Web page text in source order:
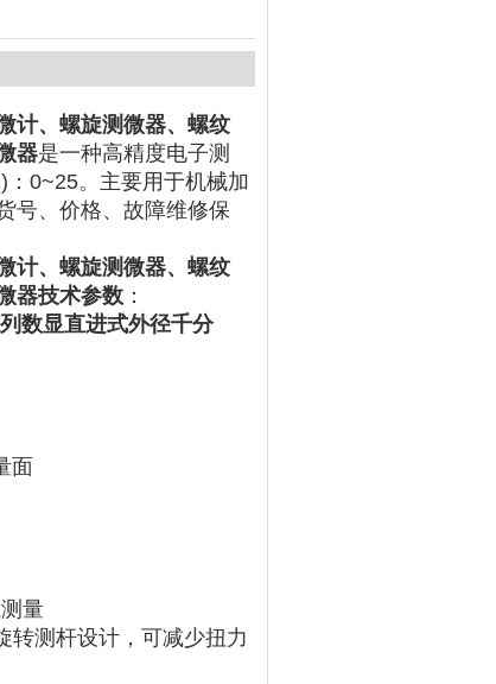
计、螺旋测微器、螺纹
器是一种高精度电子测
0~25。主要用于机械加
号、价格、故障维修保
计、螺旋测微器、螺纹
器技术参数 ：
数显直进式外径千分
面
量
转测杆设计，可减少扭力